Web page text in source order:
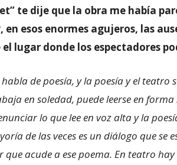
te dije que la obra me había
esos enormes agujeros, las
lugar donde los espectadores
de poesía, y la poesía y el teatro
en soledad, puede leerse en
lo que lee en voz alta y la
de las veces es un diálogo que se
que acude a ese poema. En teatro